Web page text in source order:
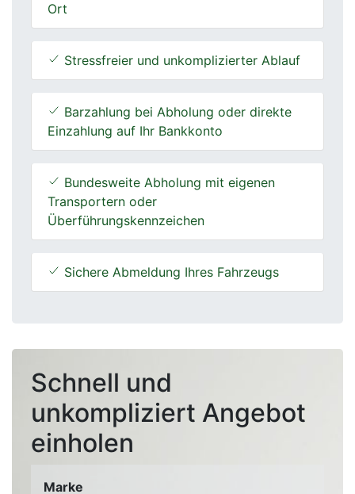
Ort
Stressfreier und unkomplizierter Ablauf
Barzahlung bei Abholung oder direkte
Einzahlung auf Ihr Bankkonto
Bundesweite Abholung mit eigenen
Transportern oder
Überführungskennzeichen
Sichere Abmeldung Ihres Fahrzeugs
Schnell und
unkompliziert Angebot
einholen
Marke